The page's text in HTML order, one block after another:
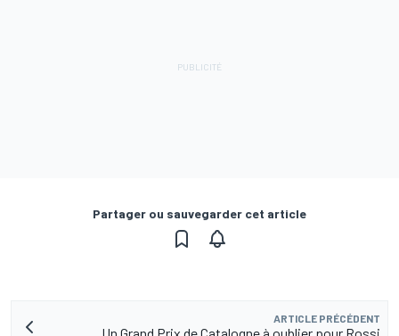
Partager ou sauvegarder cet article
ARTICLE PRÉCÉDENT